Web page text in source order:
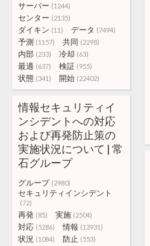
サーバー (1244)
センター (2135)
ダイキン (11) データ (7494)
予測 (1157) 共同 (2298)
内部 (233) 冷却 (63)
最適 (637) 検証 (955)
状態 (341) 開始 (22402)
情報セキュリティイ
ンシデントへの対応
および再発防止策の
実施状況について | 常
石グループ
グループ (2980)
セキュリティインシデント
(72)
再発 (85) 実施 (2504)
対応 (5286) 情報 (13931)
状況 (1084) 防止 (553)